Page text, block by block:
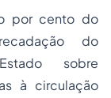
por cento do
do
sobre
à circulação